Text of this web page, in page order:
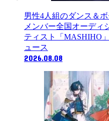
男性4人組のダンス＆
メンバー全国オーディ
ティスト「MASHIHO
ュース
2026.08.08